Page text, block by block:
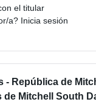
el titular
a? Inicia sesión
- República de
de Mitchell South